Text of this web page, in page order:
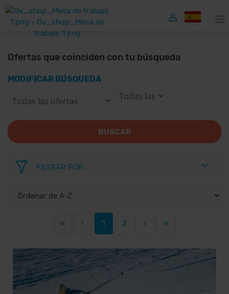
Ofertas que coinciden con tu búsqueda
MODIFICAR BÚSQUEDA
BUSCAR
FILTRAR POR...
« ‹ 1 2 › »